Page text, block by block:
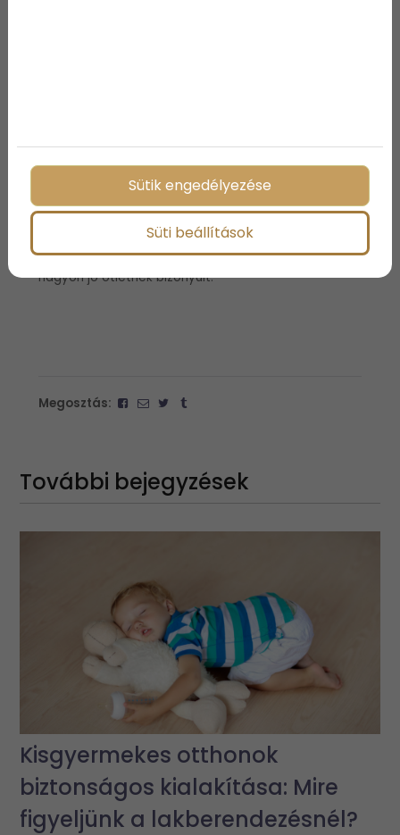
ugyanis 65 halt meg. Szerencsére ezek a számok
nagyon sokat javultak az évek során. A nemzeti
egészségbiztosítási csomag nagyban hozzájárult
ahhoz, hogy a számok normálisabbak legyenek,
mára már az anyaság jelképévé vált a doboz és
annak tartalma. A sok-sok éves múltra visszatekintő
dobozka egyesítette az nők közötti generációkat is,
nagyon jó ötletnek bizonyult.
Megosztás:
További bejegyzések
Kisgyermekes otthonok
biztonságos kialakítása: Mire
figyeljünk a lakberendezésnél?
Sütik engedélyezése
Süti beállítások